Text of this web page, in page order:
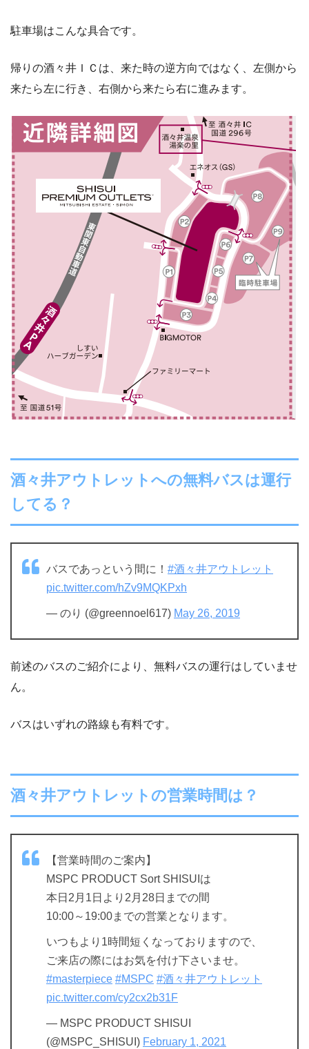
駐車場はこんな具合です。
帰りの酒々井ＩＣは、来た時の逆方向ではなく、左側から
来たら左に行き、右側から来たら右に進みます。
酒々井アウトレットへの無料バスは運行
してる？
バスであっという間に！ #酒々井アウトレット
pic.twitter.com/hZv9MQKPxh
— のり (@greennoel617) May 26, 2019
前述のバスのご紹介により、無料バスの運行はしていませ
ん。
バスはいずれの路線も有料です。
酒々井アウトレットの営業時間は？
【営業時間のご案内】
MSPC PRODUCT Sort SHISUIは
本日2月1日より2月28日までの間
10:00～19:00までの営業となります。
いつもより1時間短くなっておりますので、
ご来店の際にはお気を付け下さいませ。
#masterpiece #MSPC #酒々井アウトレット
pic.twitter.com/cy2cx2b31F
— MSPC PRODUCT SHISUI
(@MSPC_SHISUI) February 1, 2021